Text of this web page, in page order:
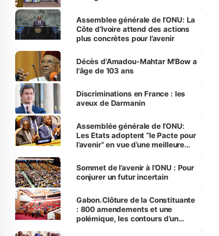
Assemblee générale de l’ONU: La
Côte d’Ivoire attend des actions
plus concrètes pour l’avenir
Décès d'Amadou-Mahtar M'Bow a
l'âge de 103 ans
Discriminations en France : les
aveux de Darmanin
Assemblée générale de l’ONU:
Les Etats adoptent “le Pacte pour
l’avenir” en vue d’une meilleure
Sommet de l’avenir à l’ONU : Pour
conjurer un futur incertain
Gabon.Clôture de la Constituante
: 800 amendements et une
polémique, les contours d’un